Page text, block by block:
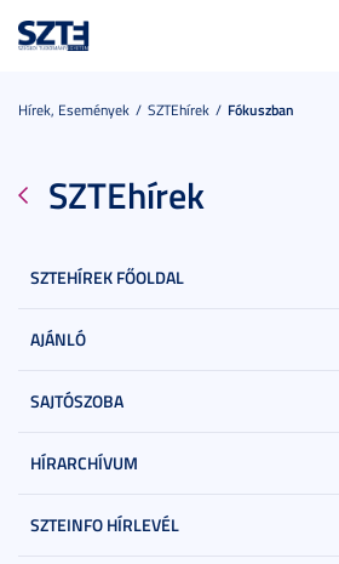
Hírek, Események SZTEhírek Fókuszban
SZTEhírek
SZTEHÍREK FŐOLDAL
AJÁNLÓ
SAJTÓSZOBA
HÍRARCHÍVUM
SZTEINFO HÍRLEVÉL